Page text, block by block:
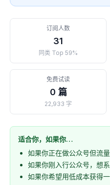
订阅人数
31
同类 Top 59%
免费试读
0 篇
22,933 字
适合你，如果你…
如果你正在做公众号但流
如果你刚入行公众号，想
如果你希望用低成本获得